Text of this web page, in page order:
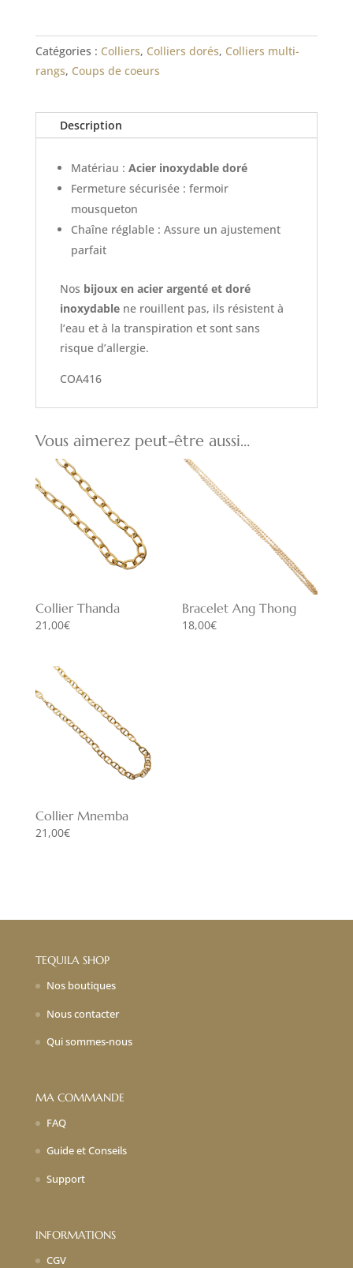
Ve
Catégories : Colliers, Colliers dorés, Colliers multi-
rangs, Coups de coeurs
Description
Matériau : Acier inoxydable doré
Fermeture sécurisée : fermoir
mousqueton
Chaîne réglable : Assure un ajustement
parfait
Nos bijoux en acier argenté et doré
inoxydablene rouillent pas, ils résistent à
l’eau et à la transpiration et sont sans
risque d’allergie.
COA416
Vous aimerez peut-être aussi…
Collier Thanda
21,00€
Bracelet Ang Thong
18,00€
Collier Mnemba
21,00€
TEQUILA SHOP
Nos boutiques
Nous contacter
Qui sommes-nous
MA COMMANDE
FAQ
Guide et Conseils
Support
INFORMATIONS
CGV